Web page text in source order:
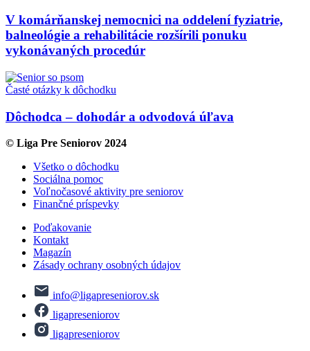
V komárňanskej nemocnici na oddelení fyziatrie,
balneológie a rehabilitácie rozšírili ponuku
vykonávaných procedúr
Časté otázky k dôchodku
Dôchodca – dohodár a odvodová úľava
© Liga Pre Seniorov 2024
Všetko o dôchodku
Sociálna pomoc
Voľnočasové aktivity pre seniorov
Finančné príspevky
Poďakovanie
Kontakt
Magazín
Zásady ochrany osobných údajov
info@ligapreseniorov.sk
ligapreseniorov
ligapreseniorov